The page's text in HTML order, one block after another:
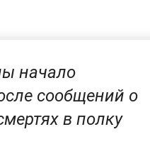
начало
сообщений о
в полку